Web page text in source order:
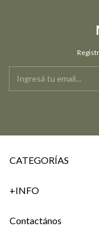
CATEGORÍAS
+INFO
Contactános